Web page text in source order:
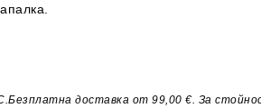
доставка от 99,00 €. За